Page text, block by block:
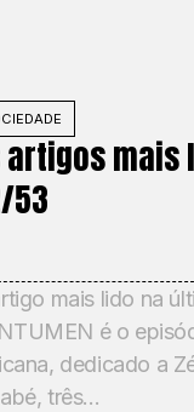
artigos mais
53
mais lido na
é o
dedicado a
três...